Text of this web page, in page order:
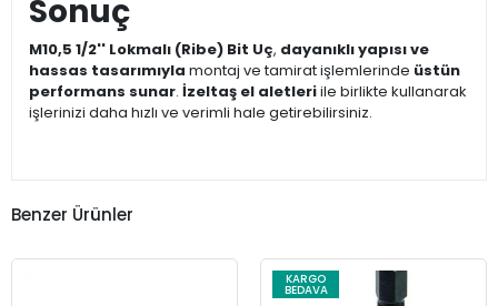
Sonuç
M10,5 1/2'' Lokmalı (Ribe) Bit Uç, dayanıklı yapısı ve
hassas tasarımıyla montaj ve tamirat işlemlerinde üstün
performans sunar. İzeltaş el aletleriile birlikte kullanarak
işlerinizi daha hızlı ve verimli hale getirebilirsiniz.
Benzer Ürünler
KARGO
BEDAVA